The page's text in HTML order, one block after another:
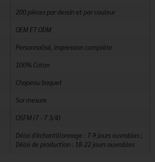
200 pièces par dessin et par couleur
OEM ET ODM
Personnalisé, impression complète
100% Coton
Chapeau baquet
Sur mesure
OSFM (7 - 7 3/4)
Délai d'échantillonnage : 7-9 jours ouvrables ;
Délai de production : 18-22 jours ouvrables